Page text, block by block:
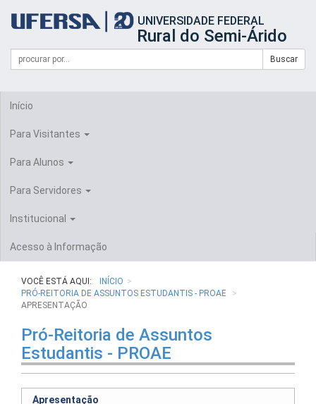
portal
UFERSA
UNIVERSIDADE FEDERAL
Rural do Semi-Árido
Formulário
Busca
Campo
de
Buscar
Início
Para Visitantes
Para Alunos
Para Servidores
Institucional
Acesso à Informação
VOCÊ ESTÁ AQUI:
INÍCIO
PRÓ-REITORIA DE ASSUNTOS ESTUDANTIS - PROAE
APRESENTAÇÃO
Pró-Reitoria de Assuntos
Estudantis - PROAE
Apresentação